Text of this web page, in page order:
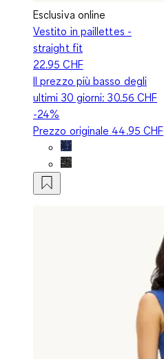
Esclusiva online
Vestito in paillettes -
straight fit
22.95 CHF
Il prezzo più basso degli
ultimi 30 giorni:30.56 CHF
-24%
Prezzo originale 44.95 CHF